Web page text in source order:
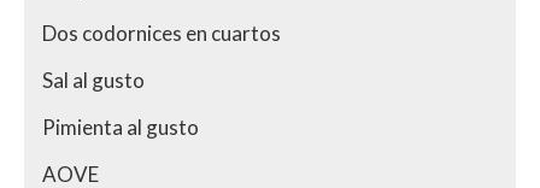
Dos codornices en cuartos
Sal al gusto
Pimienta al gusto
AOVE